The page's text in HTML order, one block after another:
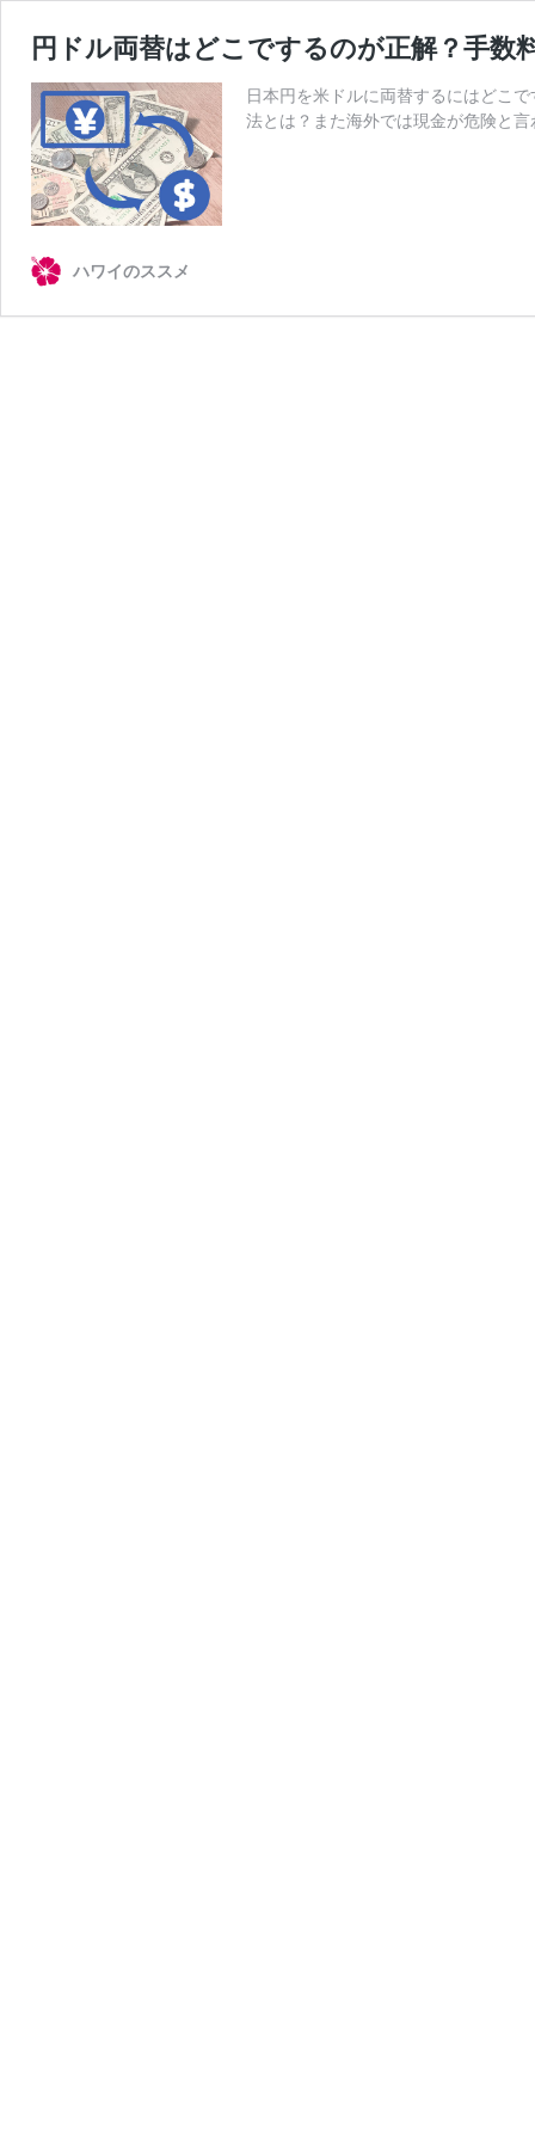
円ドル両替はどこでするのが正解？手
日本円を米ドルに両替するにはどこ
法とは？また海外では現金が危険と
ハワイのススメ